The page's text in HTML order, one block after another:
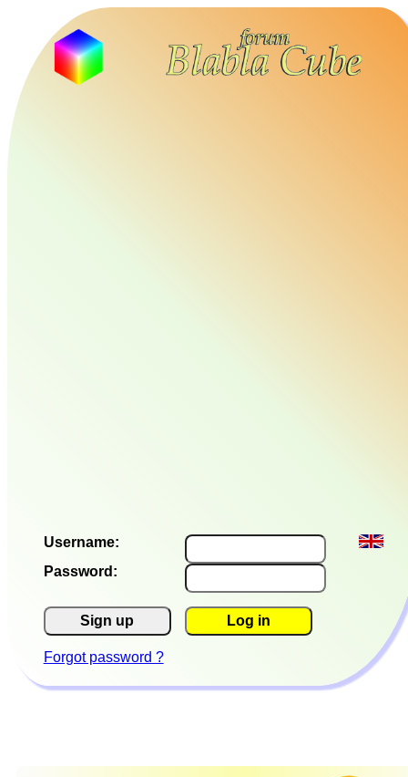
Username:
Password:
Sign up Log in
Forgot password ?